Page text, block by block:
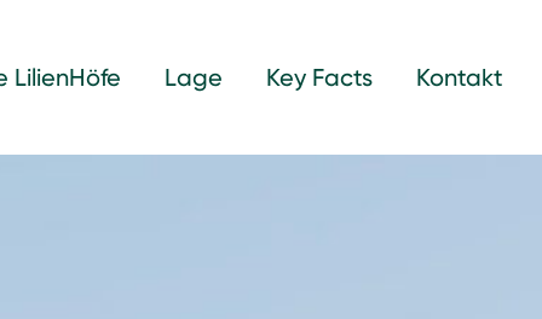
LilienHöfe Lage Key Facts Kontakt